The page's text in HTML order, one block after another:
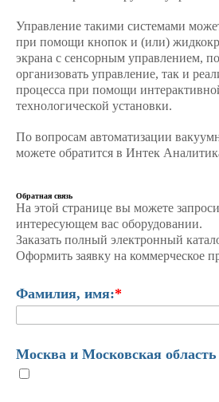
Управление такими системами
при помощи кнопок и (или)
экрана с сенсорным управлением,
организовать управление, так и
процесса при помощи
технологической установки.
По вопросам автоматизации
можете обратится в Интек
Обратная связь
На этой странице вы можете
интересующем вас оборудовании.
Заказать полный электронный
Оформить заявку на коммерческое
Фамилия, имя:*
Москва и Московская область